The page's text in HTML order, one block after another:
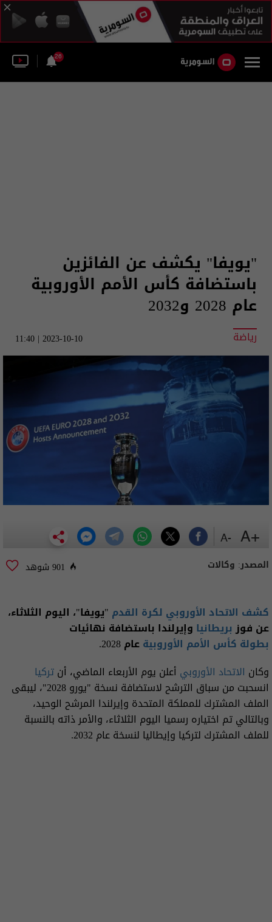
26
"يويفا" يكشف عن الفائزين
باستضافة كأس الأمم الأوروبية
عام 2028 و2032
رياضة 2023-10-10 | 11:40
المصدر: وكالات 901 شوهد
كشف الاتحاد الأوروبي لكرة القدم "يويفا"، اليوم الثلاثاء،
عن فوزبريطانيا وإيرلندا باستضافة نهائيات
بطولة كأس الأمم الأوروبيةعام 2028.
وكان الاتحاد الأوروبي أعلن يوم الأربعاء الماضي، أنتركيا
انسحبت من سباق الترشح لاستضافة نسخة "يورو 2028"، ليبقى
الملف المشترك للمملكة المتحدة وإيرلندا المرشح الوحيد،
وبالتالي تم اختياره رسميا اليوم الثلاثاء، والأمر ذاته بالنسبة
للملف المشترك لتركيا وإيطاليا لنسخة عام 2032.
+A
-A